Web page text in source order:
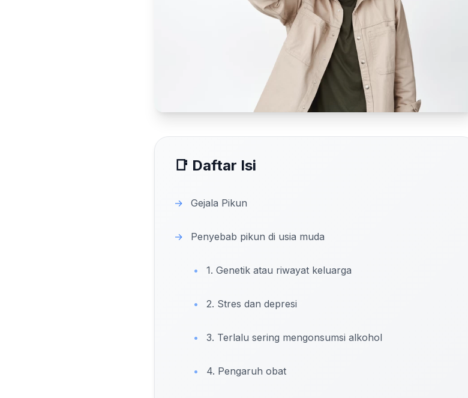
📑 Daftar Isi
→ Gejala Pikun
→ Penyebab pikun di usia muda
• 1. Genetik atau riwayat keluarga
• 2. Stres dan depresi
• 3. Terlalu sering mengonsumsi alkohol
• 4. Pengaruh obat